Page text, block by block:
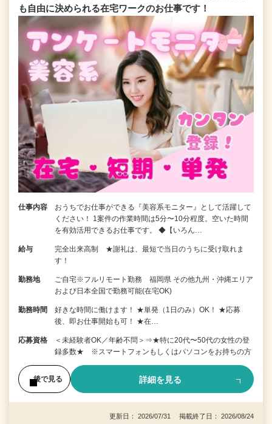
も自由に決められる在宅ワークのお仕事です！
仕事内容
おうちでお仕事ができる『美容系モニター』として活躍して
ください！ 1案件の作業時間は5分〜10分程度。空いた時間
を有効活用できるお仕事です。 ◆【いろん…
給与
完全出来高制 ★謝礼は、最短で当日のうちに受け取れま
す！
勤務地
ご自宅※フルリモート勤務 福岡県 その他九州・沖縄エリア
および日本全国で勤務可能(在宅OK)
勤務時間
好きな時間に働けます！ ★単発（1日のみ）OK！ ★応募
後、即お仕事開始も可！ ★在…
応募資格
＜未経験者OK／年齢不問＞⇒★特に20代〜50代の女性の登
録多数★ ※スマートフォンもしくはパソコンをお持ちの方
後で見る 詳細を見る
更新日： 2026/07/31 掲載終了日： 2026/08/24